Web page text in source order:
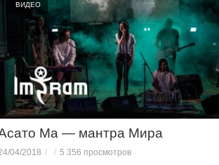
ВИДЕО
Ма — мантра Мира
04/2018 5 356 просмотров